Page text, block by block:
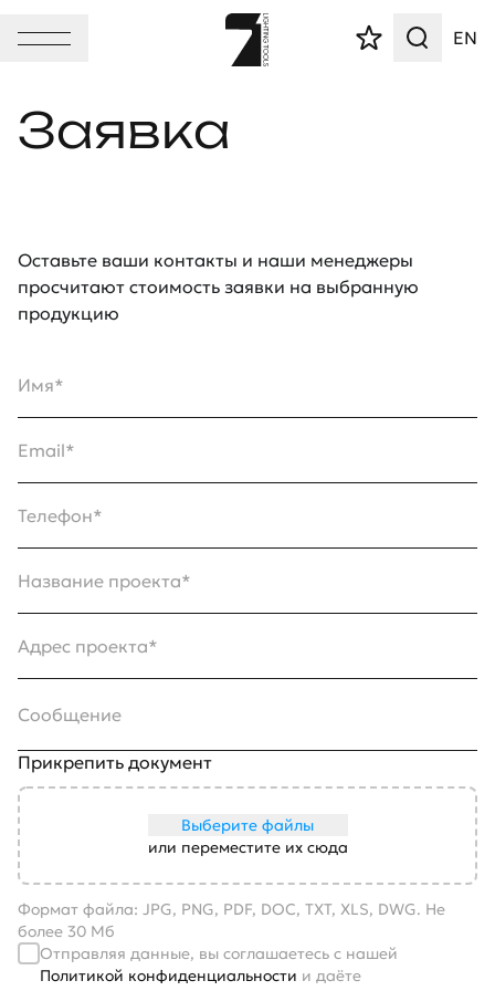
EN
Заявка
Оставьте ваши контакты и наши менеджеры
просчитают стоимость заявки на выбранную
продукцию
Имя*
Email*
Телефон*
Название проекта*
Адрес проекта*
Сообщение
Прикрепить документ
Выберите файлы
или переместите их сюда
Формат файла: JPG, PNG, PDF, DOC, TXT, XLS, DWG. Не
более 30 Мб
Отправляя данные, вы соглашаетесь с нашей
Политикой конфиденциальности и даёте